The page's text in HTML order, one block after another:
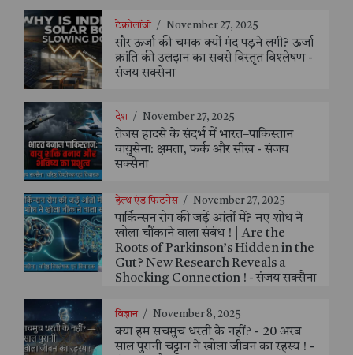
टेक्नोलॉजी / November 27, 2025
सौर ऊर्जा की चमक क्यों मंद पड़ने लगी? ऊर्जा
क्रांति की उलझन का सबसे विस्तृत विश्लेषण -
संजय सक्सेना
देश / November 27, 2025
तेजस हादसे के संदर्भ में भारत–पाकिस्तान
वायुसेना: क्षमता, फर्क और सीख - संजय
सक्सैना
हेल्थ एंड फिटनेस / November 27, 2025
पार्किन्सन रोग की जड़ें आंतों में? नए शोध ने
खोला चौंकाने वाला संबंध ! | Are the
Roots of Parkinson’s Hidden in the
Gut? New Research Reveals a
Shocking Connection ! - संजय सक्सैना
विज्ञान / November 8, 2025
क्या हम सचमुच धरती के नहीं? - 20 अरब
साल पुरानी चट्टान ने खोला जीवन का रहस्य ! -